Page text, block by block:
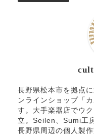
長野県松本市を拠点
ンラインショップ「
す。大手楽器店でウ
立。Seilen、Sumi工
長野県周辺の個人製